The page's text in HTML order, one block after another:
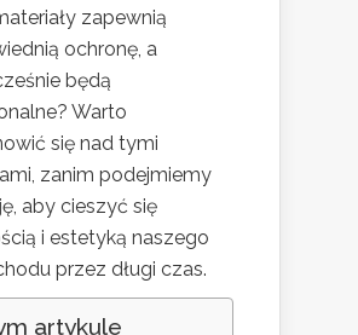
zapewnią
ochronę, a
będą
Warto
się nad tymi
zanim podejmiemy
aby cieszyć się
i estetyką naszego
przez długi czas.
artykule